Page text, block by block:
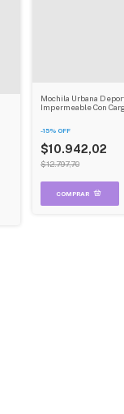
Mochila Urbana
Impermeable Con
-15% OFF
$10.942,02
$12.797,70